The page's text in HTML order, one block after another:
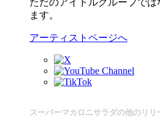
ます。
アーティストページへ
スーパーマカロニサラダの他のリリ